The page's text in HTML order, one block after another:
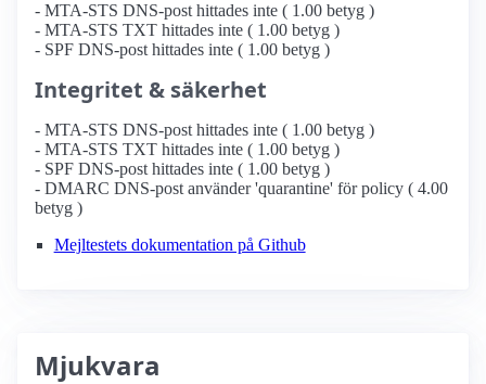
- MTA-STS DNS-post hittades inte ( 1.00 betyg )
- MTA-STS TXT hittades inte ( 1.00 betyg )
- SPF DNS-post hittades inte ( 1.00 betyg )
Integritet & säkerhet
- MTA-STS DNS-post hittades inte ( 1.00 betyg )
- MTA-STS TXT hittades inte ( 1.00 betyg )
- SPF DNS-post hittades inte ( 1.00 betyg )
- DMARC DNS-post använder 'quarantine' för policy ( 4.00
betyg )
Mejltestets dokumentation på Github
Mjukvara